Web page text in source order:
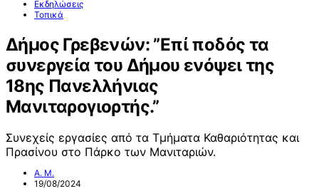
Εκδηλώσεις
Τοπικά
Δήμος Γρεβενών: ”Επί ποδός τα
συνεργεία του Δήμου ενόψει της
18ης Πανελλήνιας
Μανιταρογιορτής.”
Συνεχείς εργασίες από τα Τμήματα Καθαριότητας και
Πρασίνου στο Πάρκο των Μανιταριών.
Α. Μ.
19/08/2024